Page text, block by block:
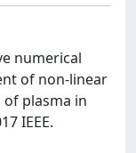
numerical
of non-linear
plasma in
IEEE.